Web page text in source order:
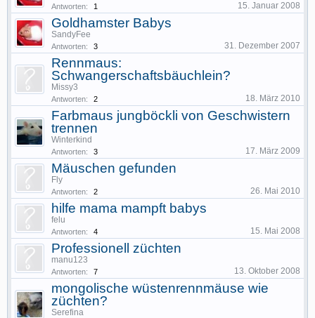
Antworten: 1 15. Januar 2008
Goldhamster Babys
SandyFee
Antworten: 3 31. Dezember 2007
Rennmaus:
Schwangerschaftsbäuchlein?
Missy3
Antworten: 2 18. März 2010
Farbmaus jungböckli von Geschwistern
trennen
Winterkind
Antworten: 3 17. März 2009
Mäuschen gefunden
Fly
Antworten: 2 26. Mai 2010
hilfe mama mampft babys
felu
Antworten: 4 15. Mai 2008
Professionell züchten
manu123
Antworten: 7 13. Oktober 2008
mongolische wüstenrennmäuse wie
züchten?
Serefina